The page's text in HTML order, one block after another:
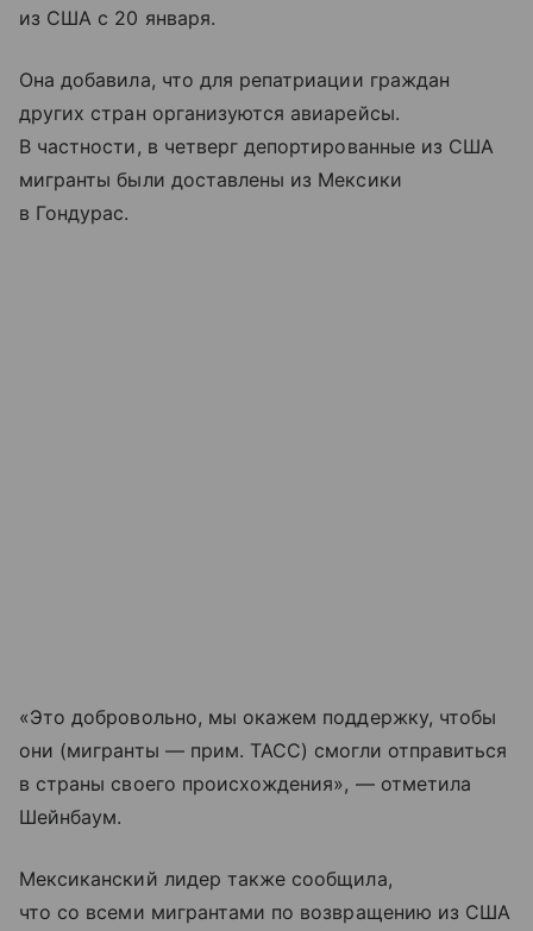
из США с 20 января.
Она добавила, что для репатриации граждан
других стран организуются авиарейсы.
В частности, в четверг депортированные из США
мигранты были доставлены из Мексики
в Гондурас.
«Это добровольно, мы окажем поддержку, чтобы
они (мигранты — прим. ТАСС) смогли отправиться
в страны своего происхождения», — отметила
Шейнбаум.
Мексиканский лидер также сообщила,
что со всеми мигрантами по возвращению из США